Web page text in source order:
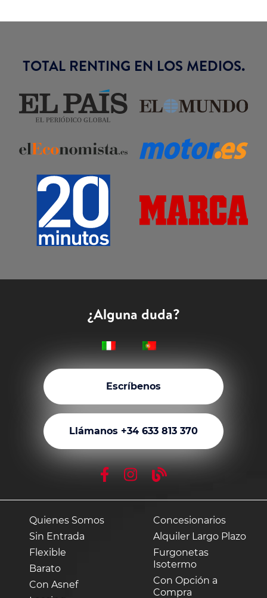
TOTAL RENTING EN LOS MEDIOS.
¿Alguna duda?
Escríbenos
Llámanos +34 633 813 370
Quienes Somos
Sin Entrada
Flexible
Barato
Con Asnef
Concesionarios
Alquiler Largo Plazo
Furgonetas
Isotermo
Con Opción a
Compra